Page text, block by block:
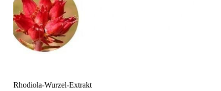
Rhodiola-Wurzel-Extrakt